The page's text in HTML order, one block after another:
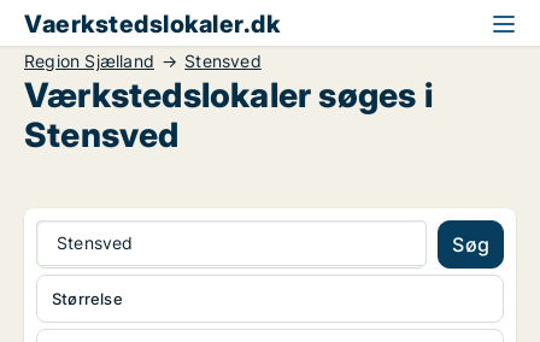
Vaerkstedslokaler.dk
Region Sjælland Stensved
Værkstedslokaler søges i
Stensved
Stensved Søg
Størrelse